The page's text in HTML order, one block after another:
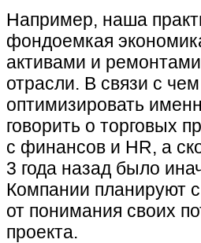
Например, наша
фондоемкая
активами и
отрасли. В связи с
оптимизировать
говорить о торговых
с финансов и HR, а
3 года назад было
Компании планируют
от понимания своих
проекта.